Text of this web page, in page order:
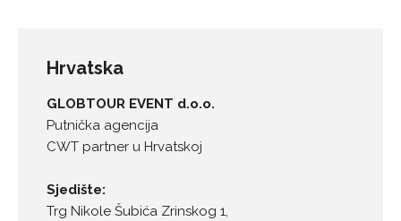
Hrvatska
GLOBTOUR EVENT d.o.o.
Putnička agencija
CWT partner u Hrvatskoj
Sjedište:
Trg Nikole Šubića Zrinskog 1,